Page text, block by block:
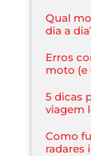
Qual
dia a
Erros
moto (e
5 dicas
viagem
Como
radares